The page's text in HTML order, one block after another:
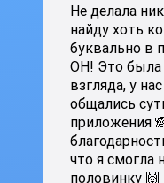
Не делала
найду хоть
буквально в
ОН! Это была
взгляда, у
общались
приложения
что я смогла
половинку 🙌